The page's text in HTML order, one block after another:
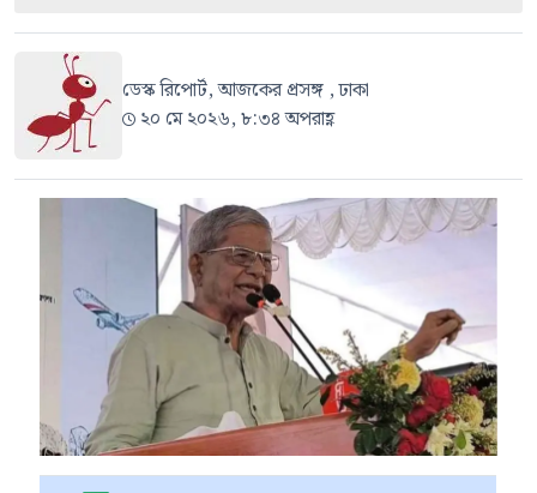
ডেস্ক রিপোর্ট, আজকের প্রসঙ্গ , ঢাকা
২০ মে ২০২৬, ৮:৩৪ অপরাহ্ণ